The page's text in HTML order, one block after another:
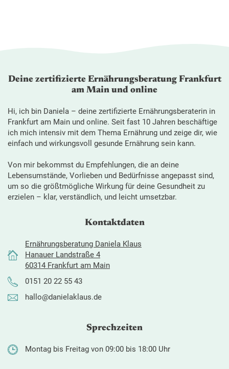
Deine zertifizierte Ernährungsberatung Frankfurt
am Main und online
Hi, ich bin Daniela – deine zertifizierte Ernährungsberaterin in
Frankfurt am Main und online. Seit fast 10 Jahren beschäftige
ich mich intensiv mit dem Thema Ernährung und zeige dir, wie
einfach und wirkungsvoll gesunde Ernährung sein kann.
Von mir bekommst du Empfehlungen, die an deine
Lebensumstände, Vorlieben und Bedürfnisse angepasst sind,
um so die größtmögliche Wirkung für deine Gesundheit zu
erzielen – klar, verständlich, und leicht umsetzbar.
Kontaktdaten
Ernährungsberatung Daniela Klaus
Hanauer Landstraße 4
60314 Frankfurt am Main
0151 20 22 55 43
hallo@danielaklaus.de
Sprechzeiten
Montag bis Freitag von 09:00 bis 18:00 Uhr